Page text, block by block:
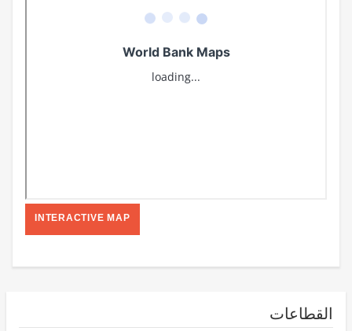
INTERACTIVE MAP
القطاعات